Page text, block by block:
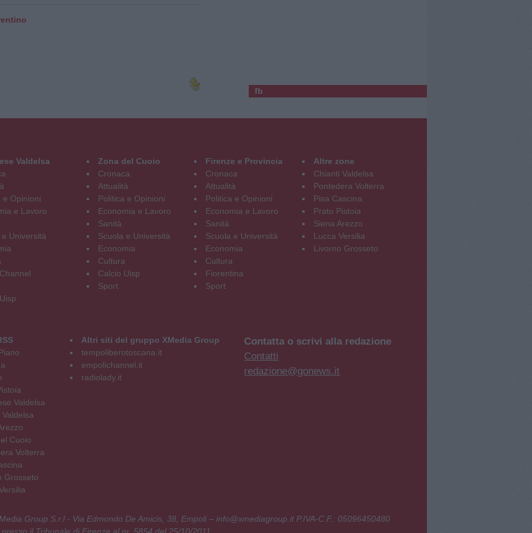
fb
Valdelsa
e Opinioni
e Lavoro
e Università
Zona del Cuoio
Cronaca
Attualità
Politica e Opinioni
Economia e Lavoro
Sanità
Scuola e Università
Economia
Cultura
Calcio Uisp
Sport
Firenze e Provincia
Cronaca
Attualità
Politica e Opinioni
Economia e Lavoro
Sanità
Scuola e Università
Economia
Cultura
Fiorentina
Sport
Altre zone
Chianti Valdelsa
Pontedera Volterra
Pisa Cascina
Prato Pistoia
Siena Arezzo
Lucca Versilia
Livorno Grosseto
Valdelsa
Valdelsa
Cuoio
Volterra
Grosseto
Altri siti del gruppo XMedia Group
tempoliberotoscana.it
empolichannel.it
radiolady.it
Contatta o scrivi alla redazione
Contatti
redazione@gonews.it
Group S.r.l - Via Edmondo De Amicis, 38, Empoli – info@xmediagroup.it P.IVA-C.F.: 05096450480